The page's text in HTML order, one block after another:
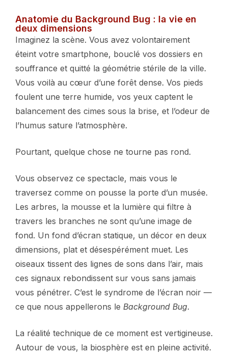
Anatomie du Background Bug : la vie en
deux dimensions
Imaginez la scène. Vous avez volontairement
éteint votre smartphone, bouclé vos dossiers en
souffrance et quitté la géométrie stérile de la ville.
Vous voilà au cœur d’une forêt dense. Vos pieds
foulent une terre humide, vos yeux captent le
balancement des cimes sous la brise, et l’odeur de
l’humus sature l’atmosphère.
Pourtant, quelque chose ne tourne pas rond.
Vous observez ce spectacle, mais vous le
traversez comme on pousse la porte d’un musée.
Les arbres, la mousse et la lumière qui filtre à
travers les branches ne sont qu’une image de
fond. Un fond d’écran statique, un décor en deux
dimensions, plat et désespérément muet. Les
oiseaux tissent des lignes de sons dans l’air, mais
ces signaux rebondissent sur vous sans jamais
vous pénétrer. C’est le syndrome de l’écran noir —
ce que nous appellerons le Background Bug.
La réalité technique de ce moment est vertigineuse.
Autour de vous, la biosphère est en pleine activité.